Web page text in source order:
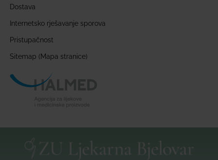
Dostava
Internetsko rješavanje sporova
Pristupačnost
Sitemap (Mapa stranice)